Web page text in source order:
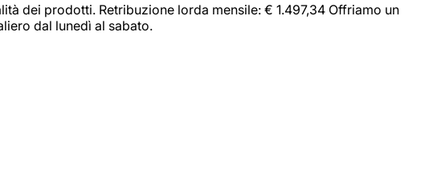
dei prodotti. Retribuzione lorda mensile: € 1.497,34 Offriamo un
dal lunedì al sabato.